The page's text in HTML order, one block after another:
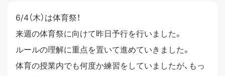
クロスカリキュラム
6/4（木）は体育祭！
来週の体育祭に向けて昨日予行を行いました。
ルールの理解に重点を置いて進めていきました。
体育の授業内でも何度か練習をしていましたが、もっ